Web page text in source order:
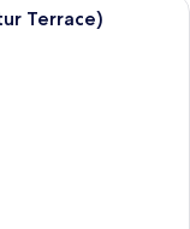
Terrace)